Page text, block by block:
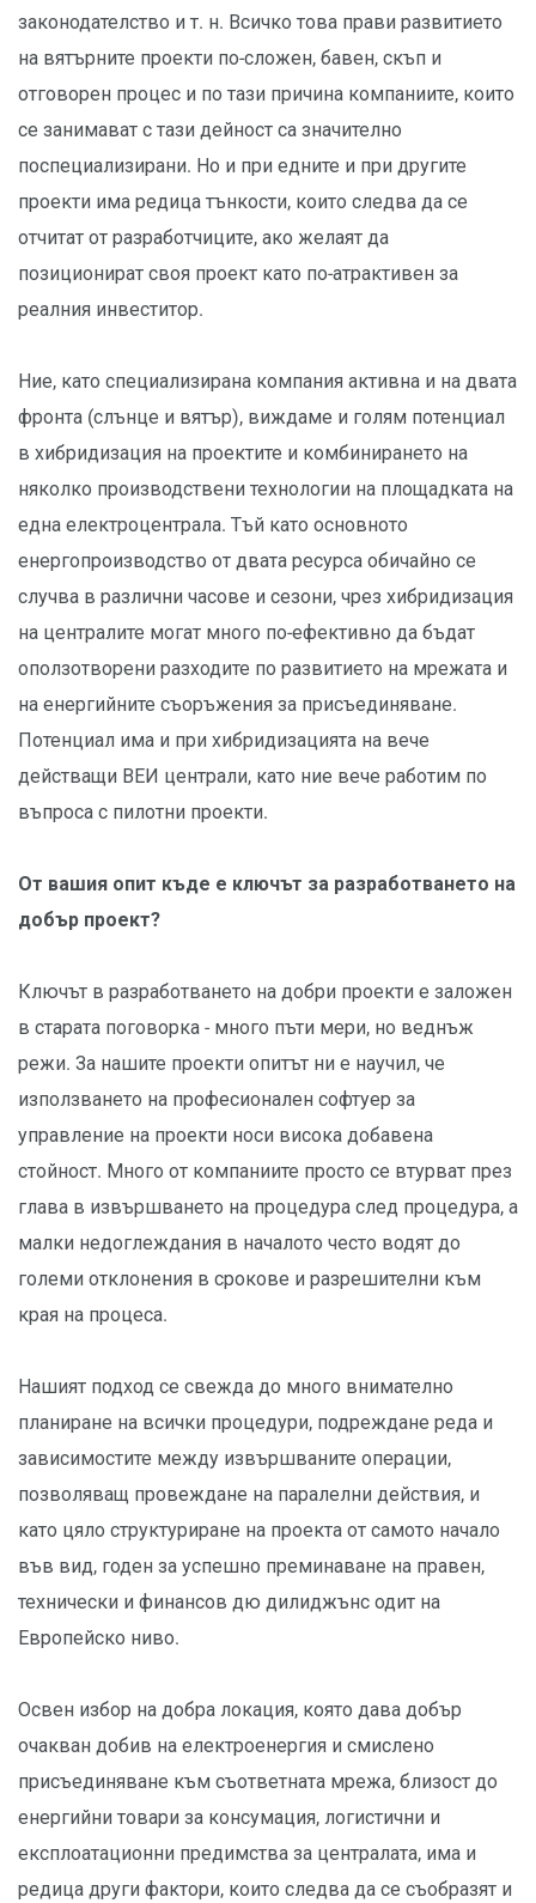
законодателство и т. н. Всичко това прави развитието
на вятърните проекти по-сложен, бавен, скъп и
отговорен процес и по тази причина компаниите, които
се занимават с тази дейност са значително
поспециализирани. Но и при едните и при другите
проекти има редица тънкости, които следва да се
отчитат от разработчиците, ако желаят да
позиционират своя проект като по-атрактивен за
реалния инвеститор.
Ние, като специализирана компания активна и на двата
фронта (слънце и вятър), виждаме и голям потенциал
в хибридизация на проектите и комбинирането на
няколко производствени технологии на площадката на
една електроцентрала. Тъй като основното
енергопроизводство от двата ресурса обичайно се
случва в различни часове и сезони, чрез хибридизация
на централите могат много по-ефективно да бъдат
оползотворени разходите по развитието на мрежата и
на енергийните съоръжения за присъединяване.
Потенциал има и при хибридизацията на вече
действащи ВЕИ централи, като ние вече работим по
въпроса с пилотни проекти.
От вашия опит къде е ключът за разработването на
добър проект?
Ключът в разработването на добри проекти е заложен
в старата поговорка - много пъти мери, но веднъж
режи. За нашите проекти опитът ни е научил, че
използването на професионален софтуер за
управление на проекти носи висока добавена
стойност. Много от компаниите просто се втурват през
глава в извършването на процедура след процедура, а
малки недоглеждания в началото често водят до
големи отклонения в срокове и разрешителни към
края на процеса.
Нашият подход се свежда до много внимателно
планиране на всички процедури, подреждане реда и
зависимостите между извършваните операции,
позволяващ провеждане на паралелни действия, и
като цяло структуриране на проекта от самото начало
във вид, годен за успешно преминаване на правен,
технически и финансов дю дилиджънс одит на
Европейско ниво.
Освен избор на добра локация, която дава добър
очакван добив на електроенергия и смислено
присъединяване към съответната мрежа, близост до
енергийни товари за консумация, логистични и
експлоатационни предимства за централата, има и
редица други фактори, които следва да се съобразят и